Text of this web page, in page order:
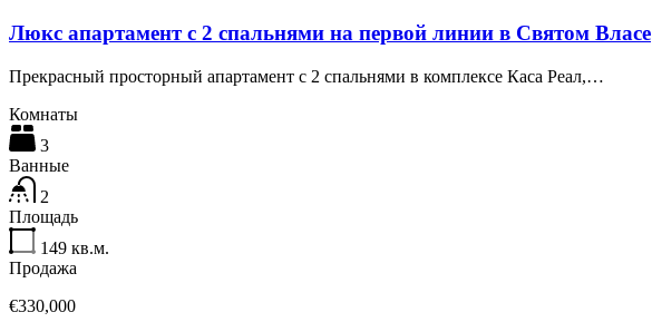
Люкс апартамент с 2 спальнями на первой линии в Святом Власе
Прекрасный просторный апартамент с 2 спальнями в комплексе Каса Реал,…
Комнаты
3
Ванные
2
Площадь
149 кв.м.
Продажа
€330,000